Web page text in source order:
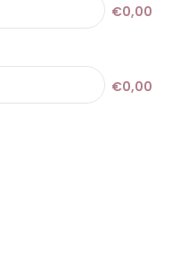
€0,00
€0,00